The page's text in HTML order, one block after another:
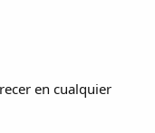
en cualquier